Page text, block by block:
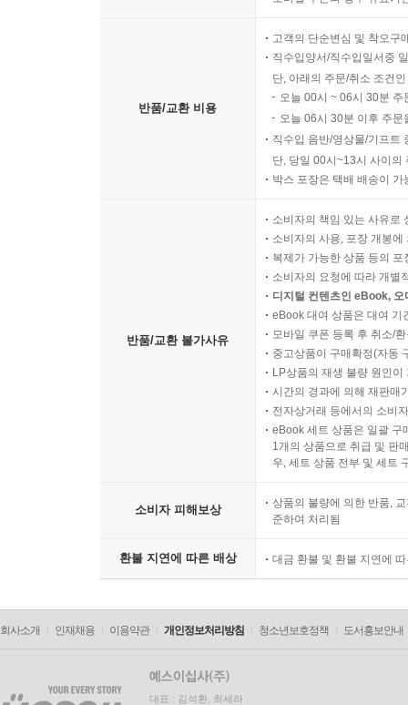
반품/교환 비용
고객의 단순변심 및 착오구
직수입양서/직수입일서중
단, 아래의 주문/취소 조건
오늘 00시 ~ 06시 30분
오늘 06시 30분 이후 주
직수입 음반/영상물/기프트
단, 당일 00시~13시 사이의
박스 포장은 택배 배송이
반품/교환 불가사유
소비자의 책임 있는 사유로
소비자의 사용, 포장 개봉
복제가 가능한 상품 등의
소비자의 요청에 따라 개별
디지털 컨텐츠인 eBook,
eBook 대여 상품은 대여 기
모바일 쿠폰 등록 후 취소/
중고상품이 구매확정(자동
LP상품의 재생 불량 원인
시간의 경과에 의해 재판매
전자상거래 등에서의 소비
eBook 세트 상품은 일괄 구
1개의 상품으로 취급 및 판
우, 세트 상품 전부 및 세트
소비자 피해보상
상품의 불량에 의한 반품,
준하여 처리됨
환불 지연에 따른 배상 대금 환불 및 환불 지연에
회사소개 인재채용 이용약관 개인정보처리방침 청소년보호정책 도서홍보안내
대표 : 김석환, 최세라